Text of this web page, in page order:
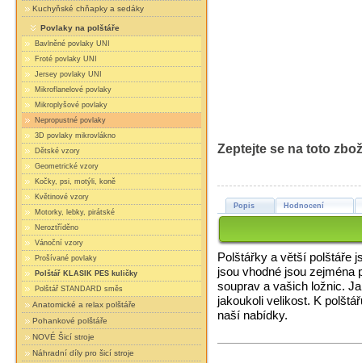
Kuchyňské chňapky a sedáky
Povlaky na polštáře
Bavlněné povlaky UNI
Froté povlaky UNI
Jersey povlaky UNI
Mikroflanelové povlaky
Mikroplyšové povlaky
Nepropustné povlaky
3D povlaky mikrovlákno
Dětské vzory
Geometrické vzory
Kočky, psi, motýli, koně
Květinové vzory
Motorky, lebky, pirátské
Neroztříděno
Vánoční vzory
Prošívané povlaky
Polštář KLASIK PES kuličky
Polštář STANDARD směs
Anatomické a relax polštáře
Pohankové polštáře
NOVÉ Šicí stroje
Náhradní díly pro šicí stroje
Zeptejte se na toto
Popis Hodnocení
Polštářky a větší polštáře
jsou vhodné jsou zejména
souprav a vašich ložnic.
jakoukoli velikost. K
naší nabídky.